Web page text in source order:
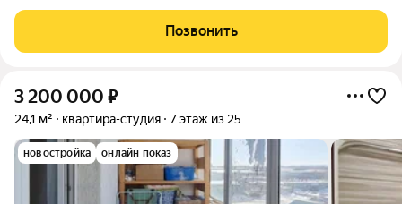
Уютный посёлок Элитный. Зелёная, тихая и перспективная
локация с хорошей транспортной
Позвонить
3 200 000 ₽
24,1 м² квартира-студия 7 этаж из 25
новостройка онлайн показ